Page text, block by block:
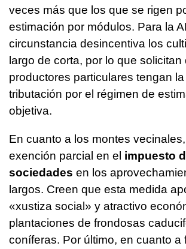
veces más que los que se rigen
estimación por módulos. Para la
circunstancia desincentiva los
largo de corta, por lo que solicitan
productores particulares tengan
tributación por el régimen de
objetiva.
En cuanto a los montes
exención parcial en el impuesto
sociedades en los
largos. Creen que esta medida
«xustiza social» y atractivo
plantaciones de frondosas
coníferas. Por último, en cuanto a